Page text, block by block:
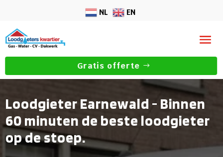
NL EN
Gratis offerte
Loodgieter Earnewald - Binnen
60 minuten de beste loodgieter
op de stoep.